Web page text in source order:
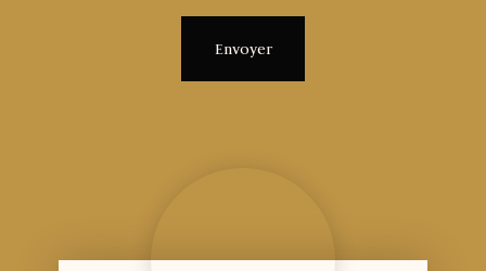
Envoyer